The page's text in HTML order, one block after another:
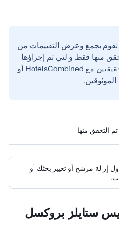
نقوم بجمع وعرض التقييمات من
منها فقط والتي تم إجراؤها
بواسطة مستخدمين حقيقيين مع HotelsCombined أو
إزالة مرشح أو تغيير بحثك أو
ستايلز بروكسل